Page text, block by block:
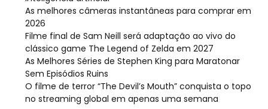
As melhores câmeras instantâneas para comprar em
2026
Filme final de Sam Neill será adaptação ao vivo do
clássico game The Legend of Zelda em 2027
As Melhores Séries de Stephen King para Maratonar
Sem Episódios Ruins
O filme de terror “The Devil’s Mouth” conquista o topo
no streaming global em apenas uma semana